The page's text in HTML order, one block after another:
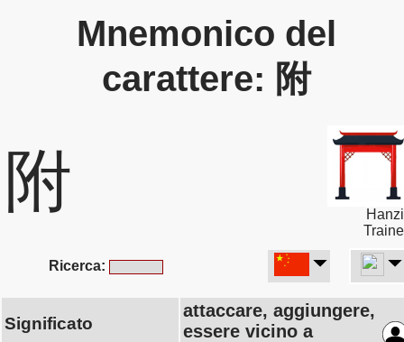
Mnemonico del
carattere: 附
附
Ricerca:
Significato
attaccare, aggiungere,
essere vicino a